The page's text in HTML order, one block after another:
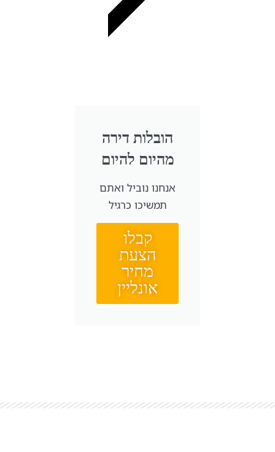
הובלות דירה
מהיום להיום
אנחנו נוביל ואתם
תמשיכו כרגיל
קבלו
הצעת
מחיר
אונליין